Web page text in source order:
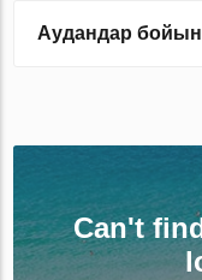
Аудандар
Can't